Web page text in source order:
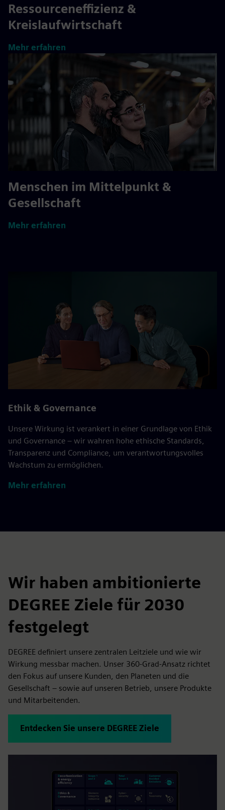
Ressourceneffizienz &
Kreislaufwirtschaft
Mehr erfahren
Menschen im Mittelpunkt &
Gesellschaft
Mehr erfahren
Ethik & Governance
Unsere Wirkung ist verankert in einer Grundlage von Ethik
und Governance – wir wahren hohe ethische Standards,
Transparenz und Compliance, um verantwortungsvolles
Wachstum zu ermöglichen.
Mehr erfahren
Wir haben ambitionierte
DEGREE Ziele für 2030
festgelegt
DEGREE definiert unsere zentralen Leitziele und wie wir
Wirkung messbar machen. Unser 360-Grad-Ansatz richtet
den Fokus auf unsere Kunden, den Planeten und die
Gesellschaft – sowie auf unseren Betrieb, unsere Produkte
und Mitarbeitenden.
Entdecken Sie unsere DEGREE Ziele